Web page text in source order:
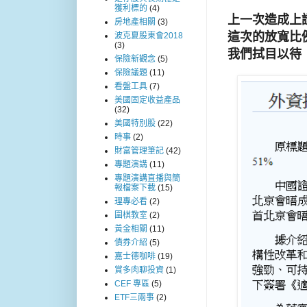
上一次造成
這次的放寬
我們拭目以待
獲利標的 (4)
房地產相關 (3)
波克夏股東會2018
(3)
保險新觀念 (5)
保險議題 (11)
看盤工具 (7)
美國固定收益產品
(32)
美國特別股 (22)
時事 (2)
財富管理筆記 (42)
專題演講 (11)
專題演講直播與簡
報檔案下載 (15)
理專必看 (2)
圍棋教室 (2)
黃金相關 (11)
債券介紹 (5)
嘉士德咖啡 (19)
賞多肉聊投資 (1)
CEF 專區 (5)
ETF三兩事 (2)